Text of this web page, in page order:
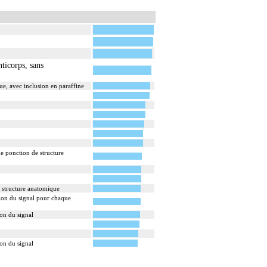
sans
avec inclusion en paraffine
ponction de structure
anatomique
du signal pour chaque
du signal
du signal